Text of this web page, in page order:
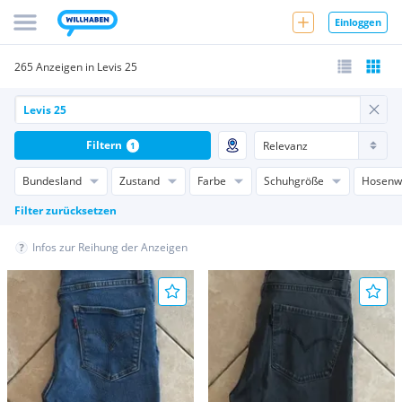
Einloggen
265 Anzeigen in Levis 25
Bundesland Zustand Farbe Schuhgröße
Filter zurücksetzen
Filtern 1
Infos zur Reihung der Anzeigen